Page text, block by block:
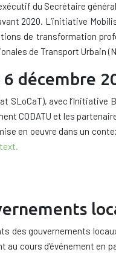
exécutif du Secrétaire
2020. L’initiative
de transformation
de Transport Urbain
décembre
SLoCaT), avecl’Initiative
CODATU et les
en oeuvre dans un
des gouvernements
au cours d’événementen